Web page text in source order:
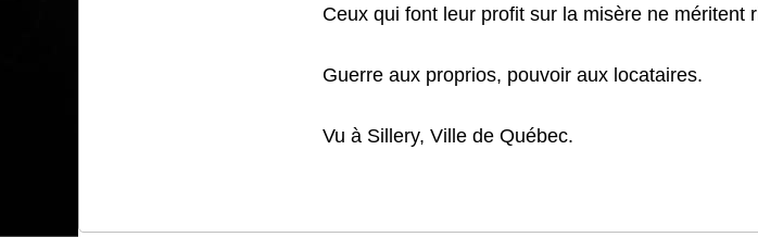
Ceux qui font leur profit sur la misère ne méritent
Guerre aux proprios, pouvoir aux locataires.
Vu à Sillery, Ville de Québec.